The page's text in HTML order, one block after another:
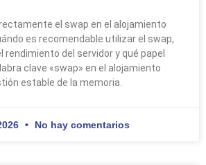
el swap en el alojamiento
es recomendable utilizar el swap,
rendimiento del servidor y qué papel
clave «swap» en el alojamiento
estable de la memoria.
No hay comentarios